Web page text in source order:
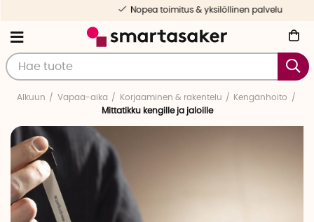
Nopea toimitus & yksilöllinen palvelu
Alkuun Vapaa-aika Korjaaminen & rakentelu
Kengänhoito
Mittatikku kengille ja jaloille